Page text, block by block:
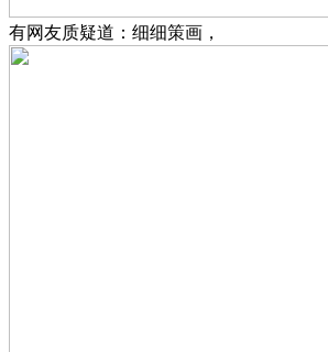
有网友质疑道：细细策画，